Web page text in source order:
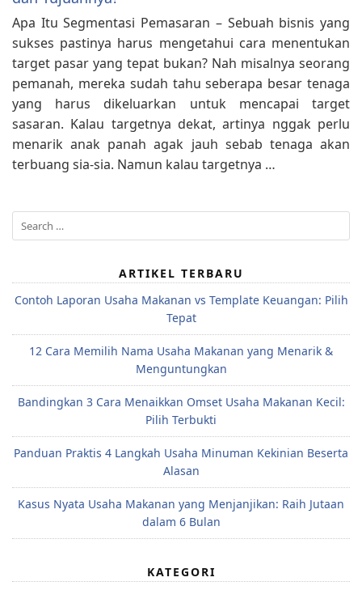
Apa Itu Segmentasi Pemasaran – Sebuah bisnis yang
sukses pastinya harus mengetahui cara menentukan
target pasar yang tepat bukan? Nah misalnya seorang
pemanah, mereka sudah tahu seberapa besar tenaga
yang harus dikeluarkan untuk mencapai target
sasaran. Kalau targetnya dekat, artinya nggak perlu
menarik anak panah agak jauh sebab tenaga akan
terbuang sia-sia. Namun kalau targetnya …
Search
for:
ARTIKEL TERBARU
Contoh Laporan Usaha Makanan vs Template Keuangan: Pilih
Tepat
12 Cara Memilih Nama Usaha Makanan yang Menarik &
Menguntungkan
Bandingkan 3 Cara Menaikkan Omset Usaha Makanan Kecil:
Pilih Terbukti
Panduan Praktis 4 Langkah Usaha Minuman Kekinian Beserta
Alasan
Kasus Nyata Usaha Makanan yang Menjanjikan: Raih Jutaan
dalam 6 Bulan
KATEGORI